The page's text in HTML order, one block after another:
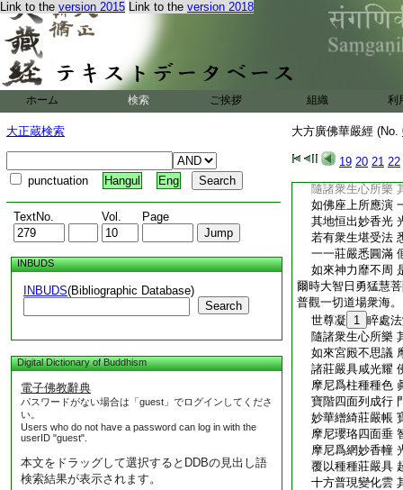
Link to the version 2015 Link to the version 2018
ホーム 検索 ご挨拶 組織 利
大正蔵検索
punctuation Hangul Eng
TextNo. Vol. Page
INBUDS
INBUDS(Bibliographic Database)
Search
Digital Dictionary of Buddhism
電子佛教辭典
パスワードがない場合は「guest」でログインしてくださ
い。
Users who do not have a password can log in with the
userID "guest".
本文をドラッグして選択するとDDBの見出し語
検索結果が表示されます。
大方廣佛華嚴經 (No.
19 20 21 22
如是寶藏散道場
如來福徳神通力
其地及以菩提樹
寶燈無量從空雨
寶地普現妙光雲
寶網遐張覆其上
汝等普觀於此地
顯示衆生諸業海
普遍十方一切佛
隨諸衆生心所樂
如佛座上所應演
其地恒出妙香光
若有衆生堪受法
一一莊嚴悉圓滿
如來神力靡不周
爾時大智日勇猛慧
普觀一切道場衆海
世尊凝
1 睟處
隨諸衆生心所樂
如來宮殿不思議
諸莊嚴具咸光耀
摩尼爲柱種種色
寶階四面列成行
妙華繒綺莊嚴帳
摩尼瓔珞四面垂
摩尼爲網妙香幢
覆以種種莊嚴具
十方普現變化雲